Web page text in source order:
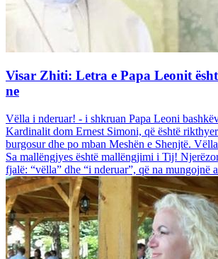
Visar Zhiti: Letra e Papa Leonit
ne
Vëlla i nderuar! - i shkruan Papa Leoni
Kardinalit dom Ernest Simoni, që është
burgosur dhe po mban Meshën e Shenjtë.
Sa mallëngjyes është mallëngjimi i Tij!
fjalë: “vëlla” dhe “i nderuar”, që na mungojnë